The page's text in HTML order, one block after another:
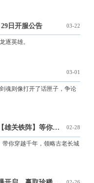
日开服公告 03-22
逐英雄。
03-01
魂则像打开了话匣子，争论
雄关铁阵】等你开启02-28
带你穿越千年，领略古老长城